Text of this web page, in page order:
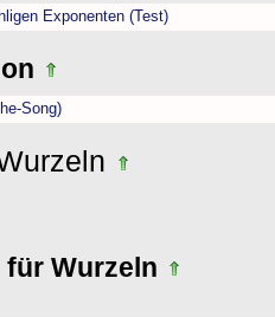
Exponenten (Test)
Song)
Wurzeln